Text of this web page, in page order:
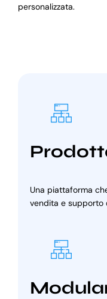
personalizzata.
Una piattaforma
vendita e supporto